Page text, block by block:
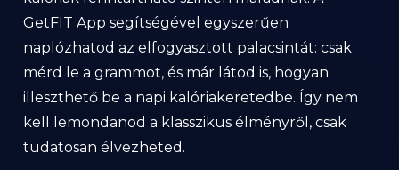
GetFIT App segítségével egyszerűen
naplózhatod az elfogyasztott palacsintát: csak
mérd le a grammot, és már látod is, hogyan
illeszthető be a napi kalóriakeretedbe. Így nem
kell lemondanod a klasszikus élményről, csak
tudatosan élvezheted.